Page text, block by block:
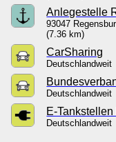
Anlegestelle
93047
(7.36 km)
CarSharing
Deutschlandweit
Deutschlandweit
E-
Deutschlandweit